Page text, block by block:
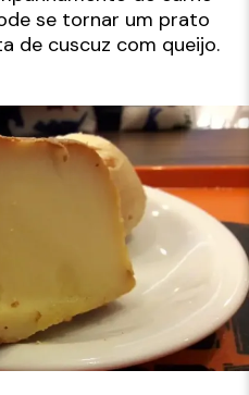
se tornar um prato
de cuscuz com queijo.